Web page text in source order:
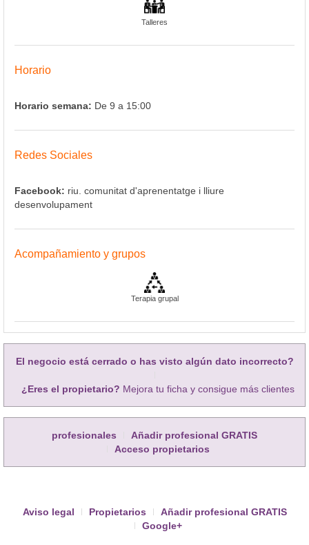
Talleres
Horario
Horario semana: De 9 a 15:00
Redes Sociales
Facebook: riu. comunitat d'aprenentatge i lliure
desenvolupament
Acompañamiento y grupos
Terapia grupal
El negocio está cerrado o has visto algún dato incorrecto?
¿Eres el propietario? Mejora tu ficha y consigue más clientes
profesionales
Añadir profesional GRATIS
Acceso propietarios
Aviso legal Propietarios
Añadir profesional GRATIS
Google+